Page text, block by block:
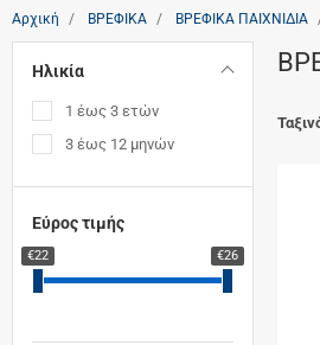
Αρχική ΒΡΕΦΙΚΑ ΒΡΕΦΙΚΑ ΠΑΙΧΝΙΔΙΑ
Ηλικία
1 έως 3 ετών
3 έως 12 μηνών
Εύρος τιμής
€22 €26